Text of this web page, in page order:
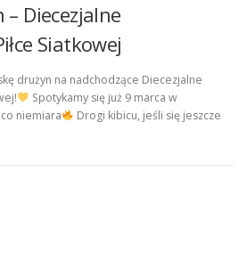
– Diecezjalne
Siatkowej
drużyn na nadchodzące Diecezjalne
Spotykamy się już 9 marca w
niemiara
Drogi kibicu, jeśli się jeszcze